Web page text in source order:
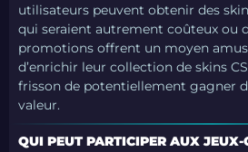
utilisateurs peuvent obtenir des
qui seraient autrement coûteux ou
promotions offrent un moyen
d’enrichir leur collection de skins
frisson de potentiellement gagner
valeur.
QUI PEUT PARTICIPER AUX JEUX-